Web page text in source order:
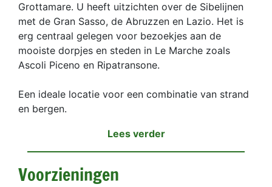
Grottamare. U heeft uitzichten over de Sibelijnen
met de Gran Sasso, de Abruzzen en Lazio. Het is
erg centraal gelegen voor bezoekjes aan de
mooiste dorpjes en steden in Le Marche zoals
Ascoli Piceno en Ripatransone.
Een ideale locatie voor een combinatie van strand
en bergen.
Lees verder
Voorzieningen